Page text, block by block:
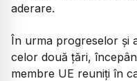
aderare.
În urma progreselor și
celor două țări,
membre UE reuniți în